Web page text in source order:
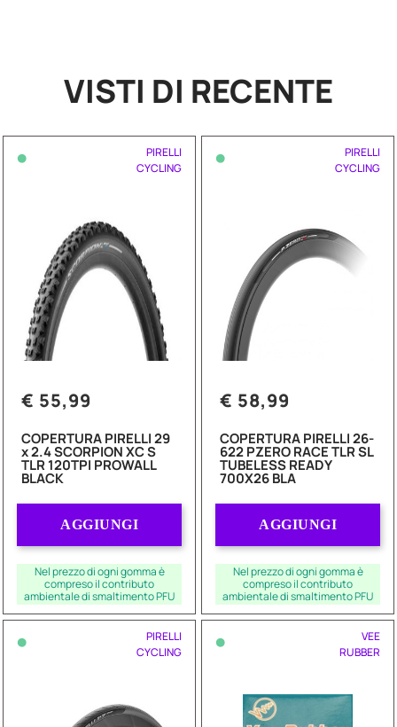
VISTI DI RECENTE
•
PIRELLI
CYCLING
€ 55,99
COPERTURA PIRELLI 29
x 2.4 SCORPION XC S
TLR 120TPI PROWALL
BLACK
AGGIUNGI
Nel prezzo di ogni gomma è
compreso il contributo
ambientale di smaltimento PFU
•
PIRELLI
CYCLING
€ 58,99
COPERTURA PIRELLI 26-
622 PZERO RACE TLR SL
TUBELESS READY
700X26 BLA
AGGIUNGI
Nel prezzo di ogni gomma è
compreso il contributo
ambientale di smaltimento PFU
•
PIRELLI
CYCLING
•
VEE
RUBBER